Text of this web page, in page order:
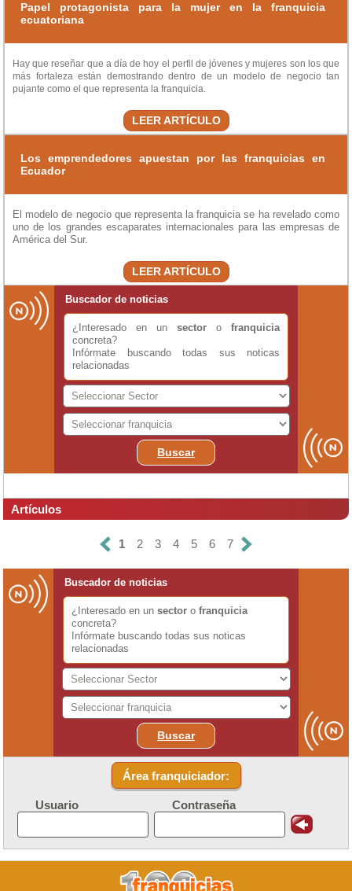
Papel protagonista para la mujer en la franquicia
ecuatoriana
Hay que reseñar que a día de hoy el perfil de jóvenes y mujeres son los que
más fortaleza están demostrando dentro de un modelo de negocio tan
pujante como el que representa la franquicia.
LEER ARTÍCULO
Los emprendedores apuestan por las franquicias en
Ecuador
El modelo de negocio que representa la franquicia se ha revelado como
uno de los grandes escaparates internacionales para las empresas de
América del Sur.
LEER ARTÍCULO
Buscador de noticias
¿Interesado en un sector o franquicia
concreta?
Infórmate buscando todas sus noticas
relacionadas
Buscar
Artículos
1 2 3 4 5 6 7
Buscador de noticias
¿Interesado en un sector o franquicia
concreta?
Infórmate buscando todas sus noticas
relacionadas
Buscar
Área franquiciador:
Usuario Contraseña